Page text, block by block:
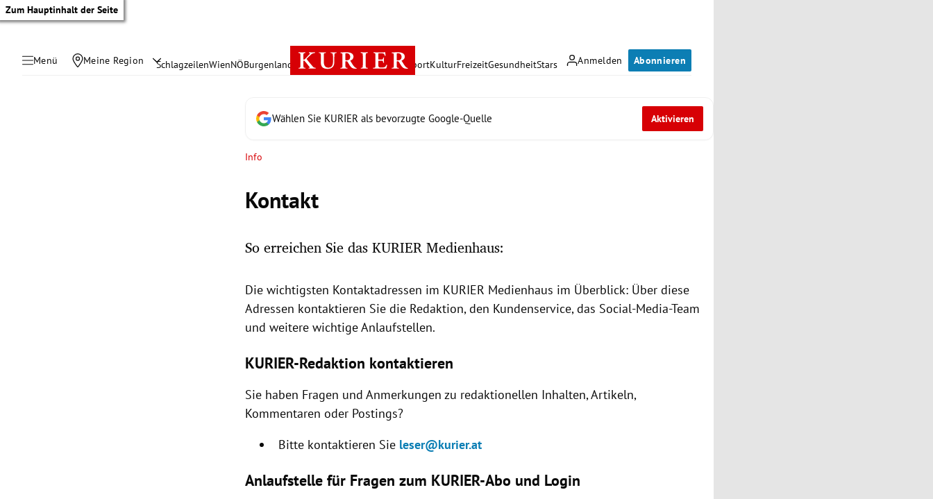
Zum Hauptinhalt der Seite
Menü Meine Region Anmelden Abonnieren
SchlagzeilenWienNÖBurgenland Österreich PolitikWirtschaft SportKulturFreizeitGesundheitStars
Wählen Sie KURIER als bevorzugte Google-Quelle Aktivieren
Info
Kontakt
So erreichen Sie das KURIER Medienhaus:
Die wichtigsten Kontaktadressen im KURIER Medienhaus im Überblick: Über diese
Adressen kontaktieren Sie die Redaktion, den Kundenservice, das Social-Media-Team
und weitere wichtige Anlaufstellen.
KURIER-Redaktion kontaktieren
Sie haben Fragen und Anmerkungen zu redaktionellen Inhalten, Artikeln,
Kommentaren oder Postings?
Bitte kontaktieren Sie leser@kurier.at
Anlaufstelle für Fragen zum KURIER-Abo und Login